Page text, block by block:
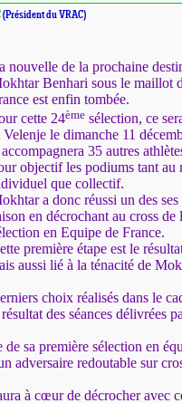
(Président du VRAC)
nouvelle de la prochaine
Benhari sous le maillot
est enfin tombée.
cette 24ème sélection, ce
Velenje le dimanche 11
35 autres
objectif les podiums tant au
que collectif.
a donc réussi un des
en décrochant au cross de
en Equipe de France.
première étape est le
aussi lié à la ténacité de
choix réalisés dans le
des séances délivrées
sa première sélection en
adversaire redoutable sur
à cœur de décrocher avec